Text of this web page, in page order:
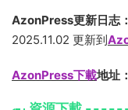
AzonPress更新日志：
2025.11.02 更新到
AzonPress下載地址：